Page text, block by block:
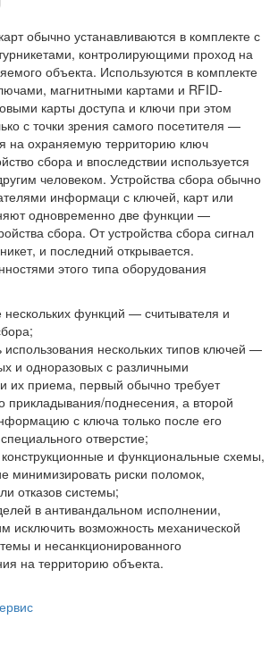
обычно устанавливаются в комплекте с
контролирующими проход на
объекта. Используются в комплекте
магнитными картами и RFID-
карты доступа и ключи при этом
с точки зрения самого посетителя —
на охраняемую территорию ключ
сбора и впоследствии используется
человеком. Устройства сбора обычно
информаци с ключей, карт или
одновременно две функции —
сбора. От устройства сбора сигнал
и последний открывается.
этого типа оборудования
функций — считывателя и
использования нескольких типов ключей —
и одноразовых с различными
их приема, первый обычно требует
прикладывания/поднесения, а второй
с ключа только после его
отверстие;
и функциональные схемы,
минимизировать риски поломок,
отказов системы;
в антивандальном исполнении,
исключить возможность механической
и несанкционированного
на территорию объекта.